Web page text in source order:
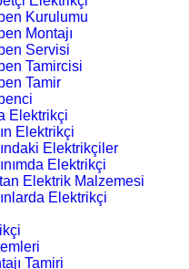
Kurulumu
Montajı
Servisi
Tamircisi
Tamir
Elektrikçi
Elektrikçi
Elektrikçiler
Elektrikçi
Elektrik Malzemesi
Elektrikçi
Tamiri